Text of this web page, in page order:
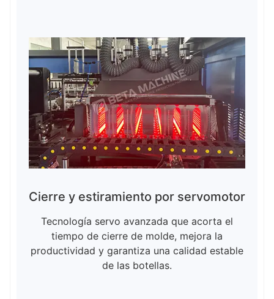
Cierre y estiramiento por servomotor
Tecnología servo avanzada que acorta el
tiempo de cierre de molde, mejora la
productividad y garantiza una calidad estable
de las botellas.